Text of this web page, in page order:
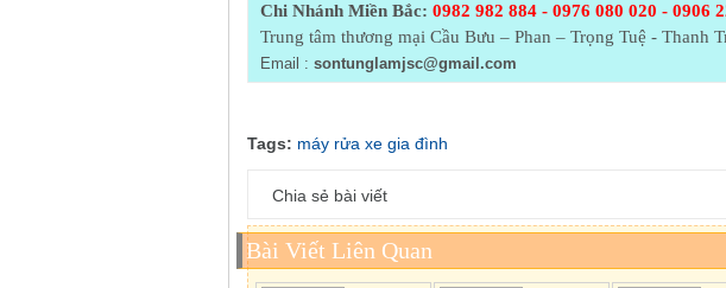
Chi Nhánh Miền Bắc: 0982 982 884 - 0976 080 020 - 0906
Trung tâm thương mại Cầu Bưu – Phan – Trọng Tuệ - Thanh
Email : sontunglamjsc@gmail.com
Tags: máy rửa xe gia đình
Chia sẻ bài viết
Bài Viết Liên Quan